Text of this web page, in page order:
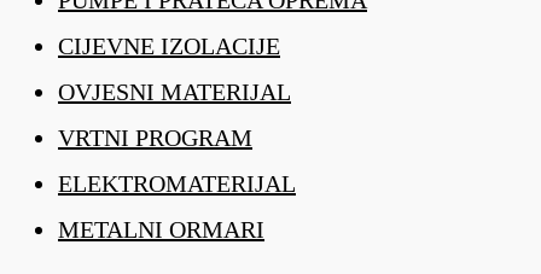
CIJEVNE IZOLACIJE
OVJESNI MATERIJAL
VRTNI PROGRAM
ELEKTROMATERIJAL
METALNI ORMARI